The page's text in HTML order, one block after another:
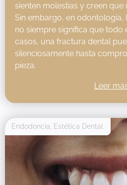
sienten molestias y creen que
Sin embargo, en odontología,
no siempre significa que todo
casos, una fractura dental
silenciosamente hasta
pieza.
Leer
Endodoncia Estética Dental